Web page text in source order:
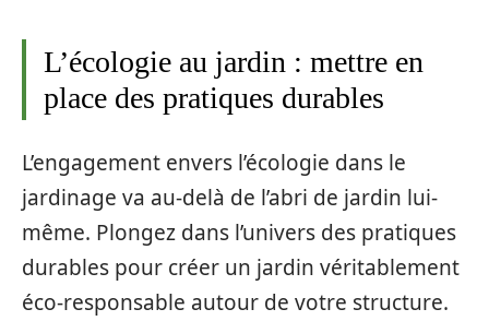
L’écologie au jardin : mettre en
place des pratiques durables
L’engagement envers l’écologie dans le
jardinage va au-delà de l’abri de jardin lui-
même. Plongez dans l’univers des pratiques
durables pour créer un jardin véritablement
éco-responsable autour de votre structure.